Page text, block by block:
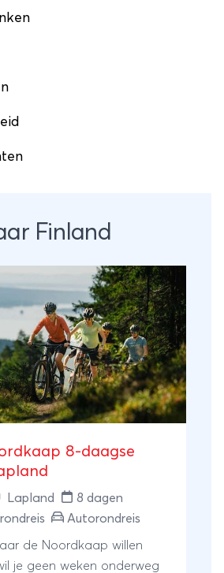
Finland
8-daagse
Lapland
8 dagen
Autorondreis
de Noordkaap willen
je geen weken onderweg